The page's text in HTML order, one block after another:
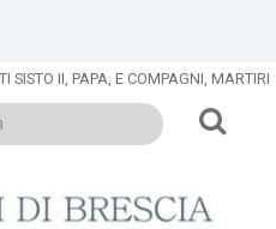
SISTO II, PAPA, E COMPAGNI, MARTIRI